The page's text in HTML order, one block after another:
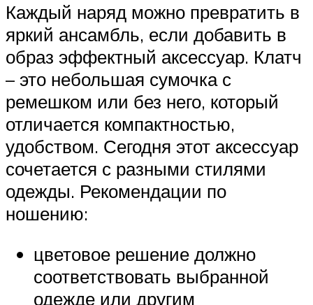
Каждый наряд можно превратить в
яркий ансамбль, если добавить в
образ эффектный аксессуар. Клатч
– это небольшая сумочка с
ремешком или без него, который
отличается компактностью,
удобством. Сегодня этот аксессуар
сочетается с разными стилями
одежды. Рекомендации по
ношению:
цветовое решение должно
соответствовать выбранной
одежде или другим